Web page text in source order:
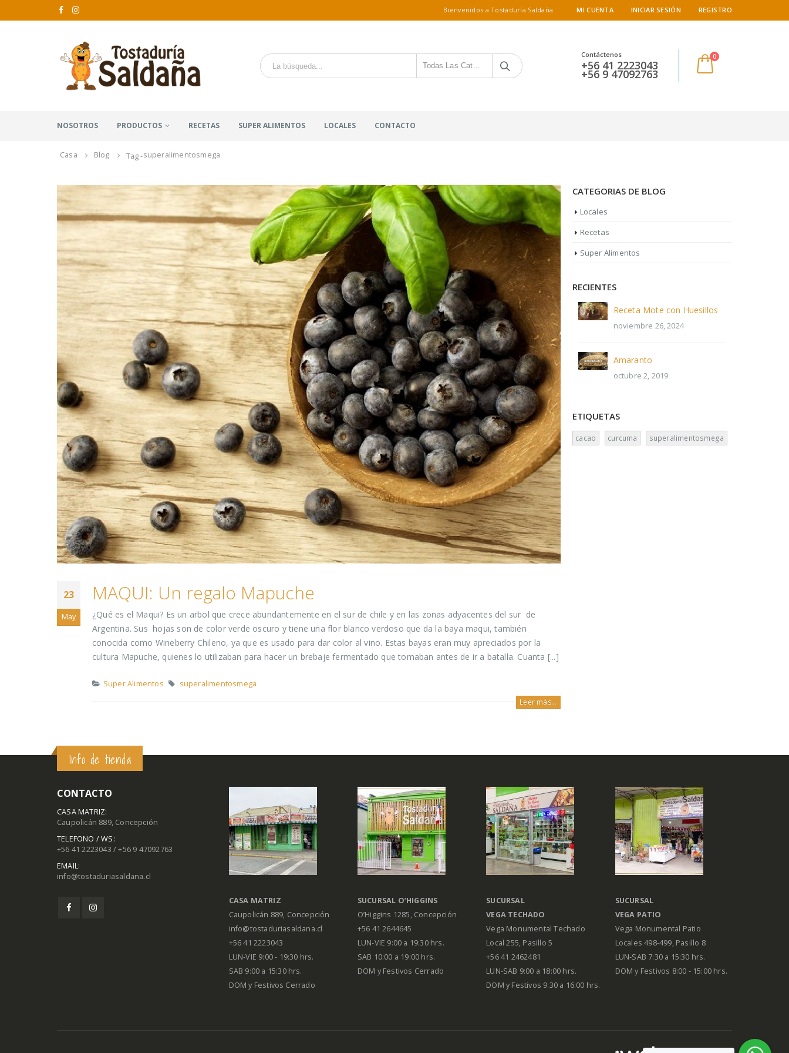
Bienvenidos a Tostaduría Saldaña MI CUENTA INICIAR SESIÓN REGISTRO
Todas Las Categorías
Contáctenos
+56 41 2223043
+56 9 47092763
0
NOSOTROS PRODUCTOS RECETAS SUPER ALIMENTOS LOCALES CONTACTO
Casa Blog Tag -superalimentosmega
23
May
MAQUI: Un regalo Mapuche
¿Qué es el Maqui? Es un arbol que crece abundantemente en el sur de chile y en las zonas adyacentes del sur de
Argentina. Sus hojas son de color verde oscuro y tiene una flor blanco verdoso que da la baya maqui, también
conocida como Wineberry Chileno, ya que es usado para dar color al vino. Estas bayas eran muy apreciados por la
cultura Mapuche, quienes lo utilizaban para hacer un brebaje fermentado que tomaban antes de ir a batalla. Cuanta [...]
Super Alimentos
superalimentosmega
Leer más...
CATEGORIAS DE BLOG
Locales
Recetas
Super Alimentos
RECIENTES
Receta Mote con Huesillos
noviembre 26, 2024
Amaranto
octubre 2, 2019
ETIQUETAS
cacao curcuma superalimentosmega
Info de tienda
CONTACTO
CASA MATRIZ:
Caupolicán 889, Concepción
TELEFONO / WS:
+56 41 2223043 / +56 9 47092763
EMAIL:
info@tostaduriasaldana.cl
CASA MATRIZ
Caupolicán 889, Concepción
info@tostaduriasaldana.cl
+56 41 2223043
LUN-VIE 9:00 - 19:30 hrs.
SAB 9:00 a 15:30 hrs.
DOM y Festivos Cerrado
SUCURSAL O’HIGGINS
O’Higgins 1285, Concepción
+56 41 2644645
LUN-VIE 9:00 a 19:30 hrs.
SAB 10:00 a 19:00 hrs.
DOM y Festivos Cerrado
SUCURSAL
VEGA TECHADO
Vega Monumental Techado
Local 255, Pasillo 5
+56 41 2462481
LUN-SAB 9:00 a 18:00 hrs.
DOM y Festivos 9:30 a 16:00 hrs.
SUCURSAL
VEGA PATIO
Vega Monumental Patio
Locales 498-499, Pasillo 8
LUN-SAB 7:30 a 15:30 hrs.
DOM y Festivos 8:00 - 15:00 hrs.